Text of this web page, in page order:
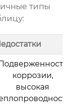
типы
коррозии,
высокая